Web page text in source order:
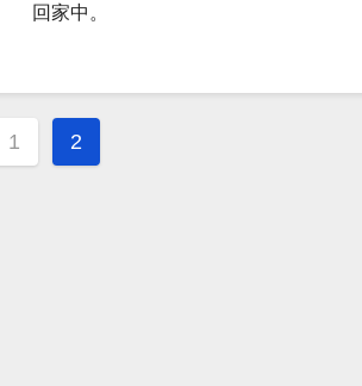
回家中。
1 2